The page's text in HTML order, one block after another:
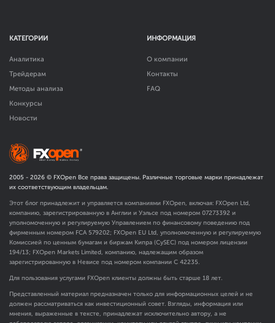
КАТЕГОРИИ
Аналитика
Трейдерам
Методы анализа
Конкурсы
Новости
ИНФОРМАЦИЯ
О компании
Контакты
FAQ
2005 - 2026 © FXOpen Все права защищены. Различные торговые марки принадлежат
их соответствующим владельцам.
Этот блог принадлежит и управляется компаниями FXOpen, включая: FXOpen Ltd,
компанию, зарегистрированную в Англии и Уэльсе под номером 07273392 и
уполномоченную и регулируемую Управлением по финансовому поведению под
фирменным номером FCA 579202; FXOpen EU Ltd, уполномоченную и регулируемую
Комиссией по ценным бумагам и биржам Кипра (CySEC) под номером лицензии
194/13; FXOpen Markets Limited, компанию, надлежащим образом
зарегистрированную в Невисе под номером компании C 42235.
Для пользования услугами FXOpen клиенты должны быть старше 18 лет.
Представленный материал предназначен только для информационных целей и не
должен рассматриваться как инвестиционный совет. Взгляды, информация или
мнения, выраженные в тексте, принадлежат исключительно автору, а не